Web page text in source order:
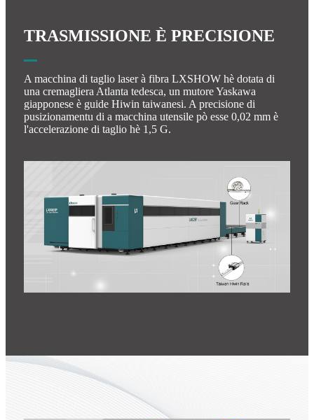
TRASMISSIONE È PRECISIONE
A macchina di taglio laser à fibra LXSHOW hè dotata di
una cremagliera Atlanta tedesca, un mutore Yaskawa
giapponese è guide Hiwin taiwanesi. A precisione di
pusizionamentu di a macchina utensile pò esse 0,02 mm è
l'accelerazione di taglio hè 1,5 G.